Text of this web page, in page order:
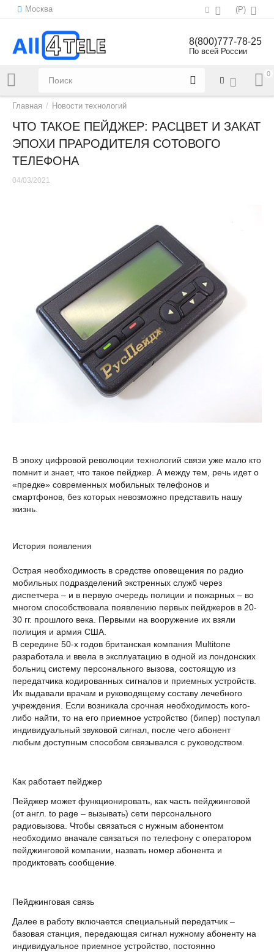
Москва (Р)
Напишите нам:sales@all4tele.com
8(800)777-78-25
По всей России
0
Главная / Новости технологий
ЧТО ТАКОЕ ПЕЙДЖЕР: РАСЦВЕТ И ЗАКАТ
ЭПОХИ ПРАРОДИТЕЛЯ СОТОВОГО
ТЕЛЕФОНА
04/03/2021
В эпоху цифровой революции технологий связи уже мало кто
помнит и знает, что такое пейджер. А между тем, речь идет о
«предке» современных мобильных телефонов и
смартфонов, без которых невозможно представить нашу
жизнь.
История появления
Острая необходимость в средстве оповещения по радио
мобильных подразделений экстренных служб через
диспетчера – и в первую очередь полиции и пожарных – во
многом способствовала появлению первых пейджеров в 20-
30 гг. прошлого века. Первыми на вооружение их взяли
полиция и армия США.
В середине 50-х годов британская компания Multitone
разработала и ввела в эксплуатацию в одной из лондонских
больниц систему персонального вызова, состоящую из
передатчика кодированных сигналов и приемных устройств.
Их выдавали врачам и руководящему составу лечебного
учреждения. Если возникала срочная необходимость кого-
либо найти, то на его приемное устройство (бипер) поступал
индивидуальный звуковой сигнал, после чего абонент
любым доступным способом связывался с руководством.
Как работает пейджер
Пейджер может функционировать, как часть пейджинговой
(от англ. to page – вызывать) сети персонального
радиовызова. Чтобы связаться с нужным абонентом
необходимо вначале связаться по телефону с оператором
пейджинговой компании, назвать номер абонента и
продиктовать сообщение.
Пейджинговая связь
Далее в работу включается специальный передатчик –
базовая станция, передающая сигнал нужному абоненту на
индивидуальное приемное устройство, постоянно